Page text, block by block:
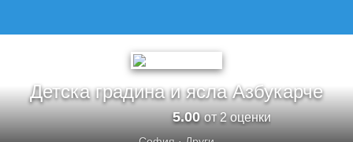
Детска градина и ясла Азбукарче
5.00от 2 оценки